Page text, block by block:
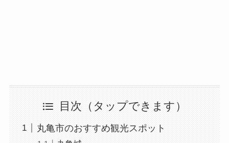
目次
丸亀市のおすすめ観光スポット